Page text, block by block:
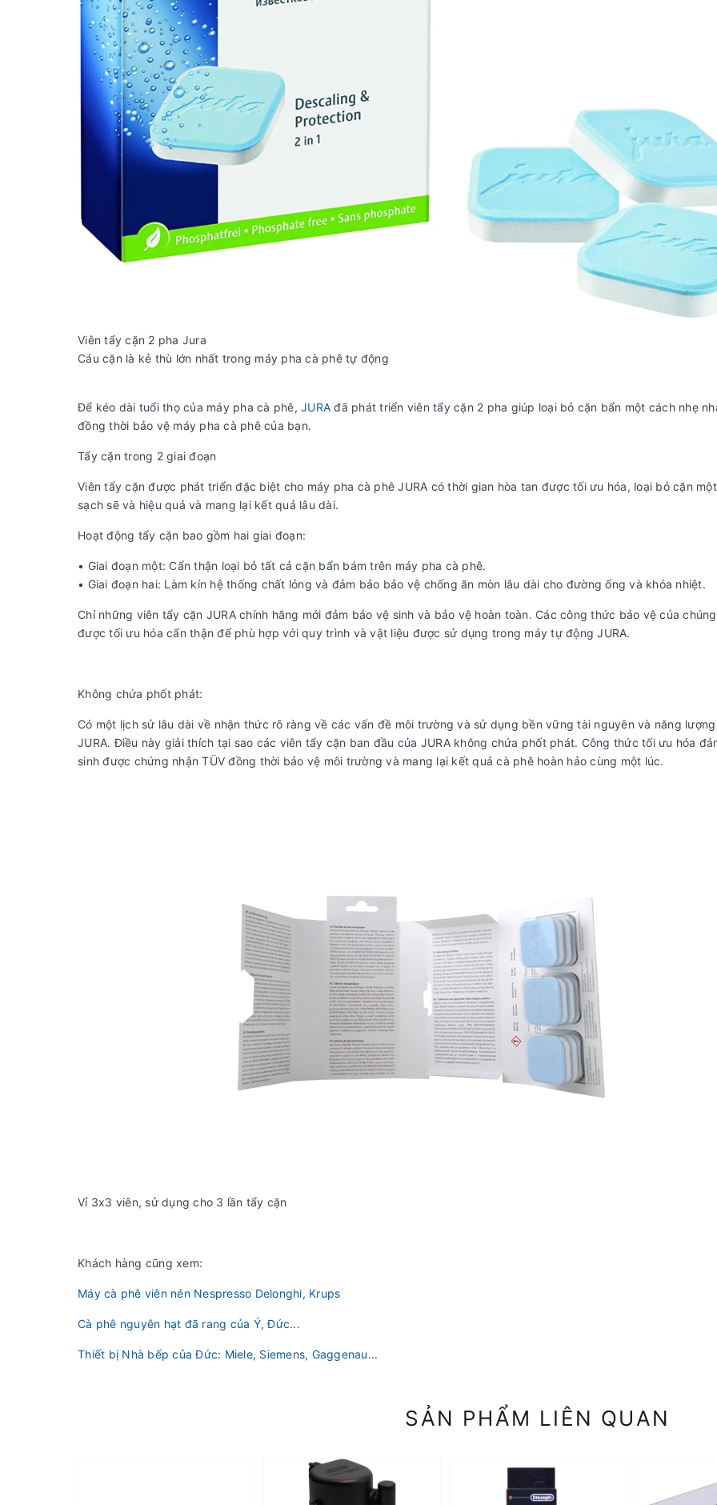
Viên tẩy cặn 2 pha Jura
Cáu cặn là kẻ thù lớn nhất trong máy pha cà phê tự động
Để kéo dài tuổi thọ của máy pha cà phê, JURA đã phát triển viên tẩy cặn 2 pha giúp loại bỏ cặn bẩn một cách nhẹ
đồng thời bảo vệ máy pha cà phê của bạn.
Tẩy cặn trong 2 giai đoạn
Viên tẩy cặn được phát triển đặc biệt cho máy pha cà phê JURA có thời gian hòa tan được tối ưu hóa, loại bỏ cặn
sạch sẽ và hiệu quả và mang lại kết quả lâu dài.
Hoạt động tẩy cặn bao gồm hai giai đoạn:
• Giai đoạn một: Cẩn thận loại bỏ tất cả cặn bẩn bám trên máy pha cà phê.
• Giai đoạn hai: Làm kín hệ thống chất lỏng và đảm bảo bảo vệ chống ăn mòn lâu dài cho đường ống và khóa nhiệt.
Chỉ những viên tẩy cặn JURA chính hãng mới đảm bảo vệ sinh và bảo vệ hoàn toàn. Các công thức bảo vệ của
được tối ưu hóa cẩn thận để phù hợp với quy trình và vật liệu được sử dụng trong máy tự động JURA.
Không chứa phốt phát:
Có một lịch sử lâu dài về nhận thức rõ ràng về các vấn đề môi trường và sử dụng bền vững tài nguyên và năng
JURA. Điều này giải thích tại sao các viên tẩy cặn ban đầu của JURA không chứa phốt phát. Công thức tối ưu hóa
sinh được chứng nhận TÜV đồng thời bảo vệ môi trường và mang lại kết quả cà phê hoàn hảo cùng một lúc.
Vỉ 3x3 viên, sử dụng cho 3 lần tẩy cặn
Khách hàng cũng xem:
Máy cà phê viên nén Nespresso Delonghi, Krups
Cà phê nguyên hạt đã rang của Ý, Đức...
Thiết bị Nhà bếp của Đức: Miele, Siemens, Gaggenau...
SẢN PHẨM LIÊN QUAN